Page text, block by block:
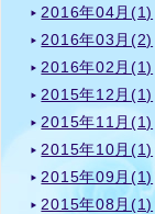
2016年04月(1)
2016年03月(2)
2016年02月(1)
2015年12月(1)
2015年11月(1)
2015年10月(1)
2015年09月(1)
2015年08月(1)